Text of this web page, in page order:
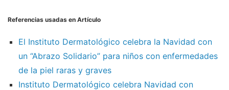
Referencias usadas en Artículo
El Instituto Dermatológico celebra la Navidad con
un “Abrazo Solidario” para niños con enfermedades
de la piel raras y graves
Instituto Dermatológico celebra Navidad con